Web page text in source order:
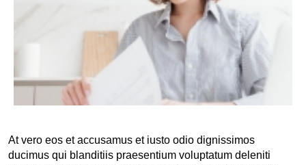
At vero eos et accusamus et iusto odio dignissimos
ducimus qui blanditiis praesentium voluptatum deleniti